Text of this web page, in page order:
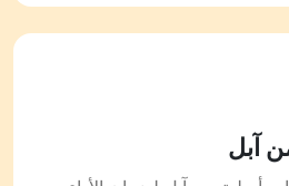
آبل